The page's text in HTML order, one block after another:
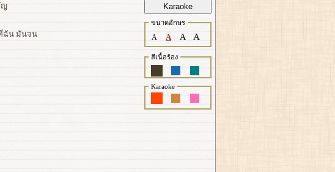
Karaoke
ขนาดอักษร
A A A A
สีเนื้อร้อง
Karaoke
ญ
ฉัน มันจน